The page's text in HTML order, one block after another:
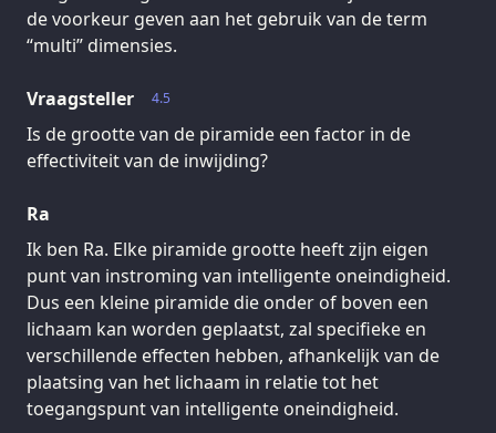
de voorkeur geven aan het gebruik van de term
“multi” dimensies.
4.5
Vraagsteller
Is de grootte van de piramide een factor in de
effectiviteit van de inwijding?
Ra
Ik ben Ra. Elke piramide grootte heeft zijn eigen
punt van instroming van intelligente oneindigheid.
Dus een kleine piramide die onder of boven een
lichaam kan worden geplaatst, zal specifieke en
verschillende effecten hebben, afhankelijk van de
plaatsing van het lichaam in relatie tot het
toegangspunt van intelligente oneindigheid.